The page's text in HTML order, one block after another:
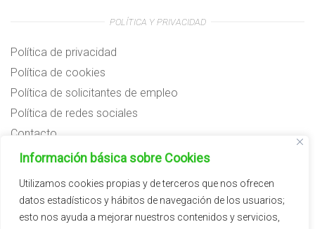
Información básica sobre Cookies
Utilizamos cookies propias y de terceros que nos ofrecen
datos estadísticos y hábitos de navegación de los usuarios;
esto nos ayuda a mejorar nuestros contenidos y servicios,
POLÍTICA Y PRIVACIDAD
Política de privacidad
Política de cookies
Política de solicitantes de empleo
Política de redes sociales
Contacto
Preguntas frecuentes
Subvenciones